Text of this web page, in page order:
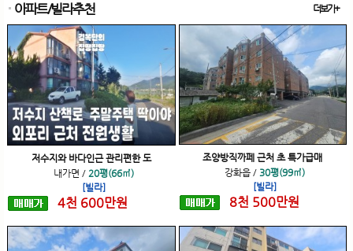
아파트/빌라추천 더보기+
저수지와 바다인근 관리편한 도
내가면 / 20평(66㎡)
[빌라]
4천 600만원
조양방직까페 근처 초 특가급매
강화읍 / 30평(99㎡)
[빌라]
8천 500만원